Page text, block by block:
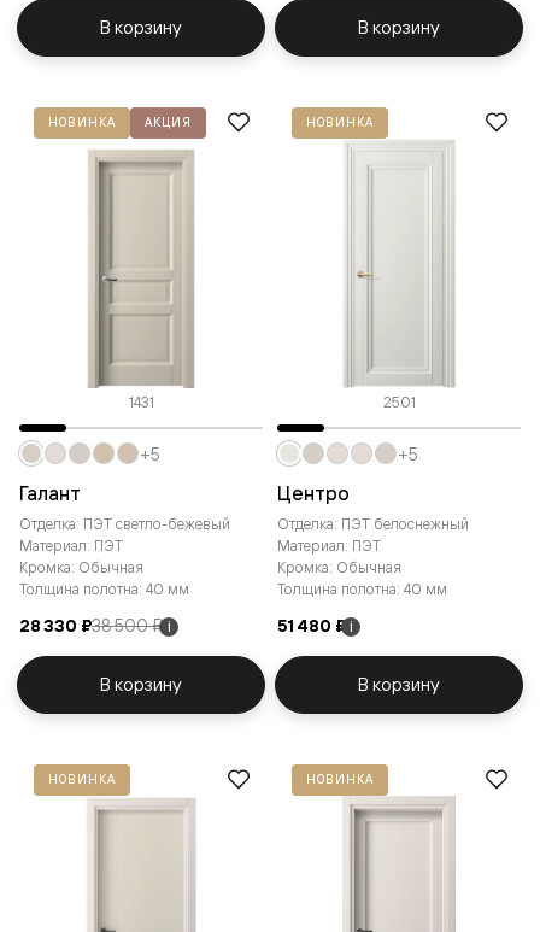
В корзину В корзину
НОВИНКА АКЦИЯ
1431
Галант
Отделка: ПЭТ светло-бежевый
Материал: ПЭТ
Кромка: Обычная
Толщина полотна: 40 мм
28 330 ₽38 500 ₽ i
+5
В корзину
НОВИНКА
2501
Центро
Отделка: ПЭТ белоснежный
Материал: ПЭТ
Кромка: Обычная
Толщина полотна: 40 мм
51 480 ₽ i
+5
В корзину
НОВИНКА НОВИНКА